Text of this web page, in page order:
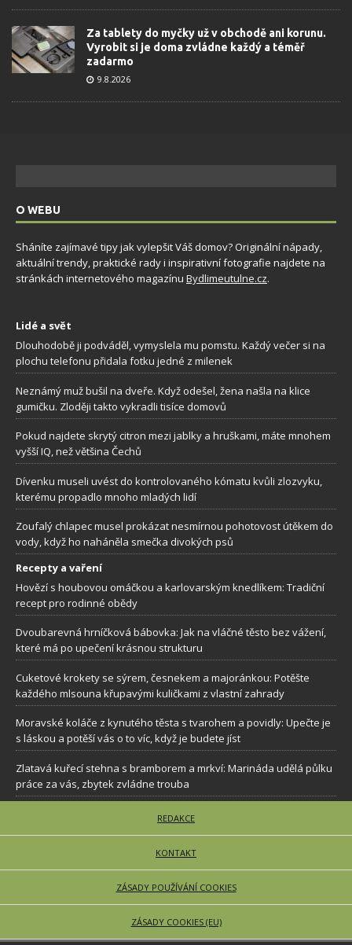
Za tablety do myčky už v obchodě ani korunu.
Vyrobit si je doma zvládne každý a téměř
zadarmo
9.8.2026
O WEBU
Sháníte zajímavé tipy jak vylepšit Váš domov? Originální nápady,
aktuální trendy, praktické rady i inspirativní fotografie najdete na
stránkách internetového magazínu Bydlimeutulne.cz.
Lidé a svět
Dlouhodobě ji podváděl, vymyslela mu pomstu. Každý večer si na
plochu telefonu přidala fotku jedné z milenek
Neznámý muž bušil na dveře. Když odešel, žena našla na klice
gumičku. Zloději takto vykradli tisíce domovů
Pokud najdete skrytý citron mezi jablky a hruškami, máte mnohem
vyšší IQ, než většina Čechů
Dívenku museli uvést do kontrolovaného kómatu kvůli zlozvyku,
kterému propadlo mnoho mladých lidí
Zoufalý chlapec musel prokázat nesmírnou pohotovost útěkem do
vody, když ho naháněla smečka divokých psů
Recepty a vaření
Hovězí s houbovou omáčkou a karlovarským knedlíkem: Tradiční
recept pro rodinné obědy
Dvoubarevná hrníčková bábovka: Jak na vláčné těsto bez vážení,
které má po upečení krásnou strukturu
Cuketové krokety se sýrem, česnekem a majoránkou: Potěšte
každého mlsouna křupavými kuličkami z vlastní zahrady
Moravské koláče z kynutého těsta s tvarohem a povidly: Upečte je
s láskou a potěší vás o to víc, když je budete jíst
Zlatavá kuřecí stehna s bramborem a mrkví: Marináda udělá půlku
práce za vás, zbytek zvládne trouba
REDAKCE
KONTAKT
ZÁSADY POUŽÍVÁNÍ COOKIES
ZÁSADY COOKIES (EU)